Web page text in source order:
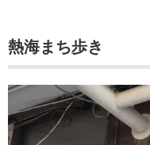
熱海まち歩き